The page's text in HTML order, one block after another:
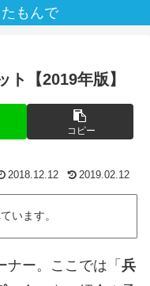
もんで
【2019年版】
コピー
2018.12.12 2019.02.12
います。
ナー。ここでは「 兵